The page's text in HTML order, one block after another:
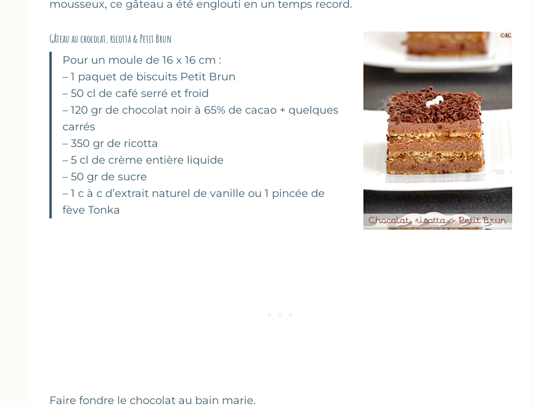
mousseux, ce gâteau a été englouti en un temps record.
Gâteau au chocolat, ricotta & Petit Brun
Pour un moule de 16 x 16 cm :
– 1 paquet de biscuits Petit Brun
– 50 cl de café serré et froid
– 120 gr de chocolat noir à 65% de cacao + quelques
carrés
– 350 gr de ricotta
– 5 cl de crème entière liquide
– 50 gr de sucre
– 1 c à c d’extrait naturel de vanille ou 1 pincée de
fève Tonka
Faire fondre le chocolat au bain marie.